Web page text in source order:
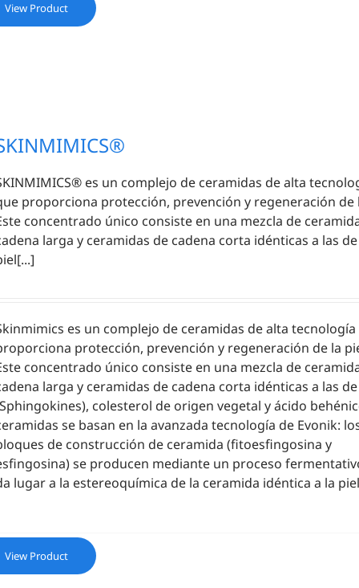
View Product
es un complejo de ceramidas de alta
proporciona protección, prevención y regeneración de
concentrado único consiste en una mezcla de
larga y ceramidas de cadena corta idénticas a las
es un complejo de ceramidas de alta tecnología
protección, prevención y regeneración de la
concentrado único consiste en una mezcla de
larga y ceramidas de cadena corta idénticas a las
colesterol de origen vegetal y ácido
se basan en la avanzada tecnología de Evonik:
de construcción de ceramida (fitoesfingosina y
se producen mediante un proceso
lugar a la estereoquímica de la ceramida idéntica a la
View Product